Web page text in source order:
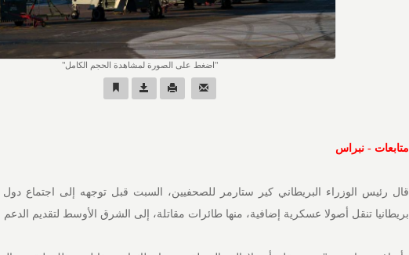
اضغط على الصورة لمشاهدة الحجم الكامل
متابعات - نبراس
قال رئيس الوزراء البريطاني كير ستارمر للصحفيين، السبت قبل توجهه إلى اجتماع
بريطانيا تنقل أصولا عسكرية إضافية، منها طائرات مقاتلة، إلى الشرق الأوسط لتقديم